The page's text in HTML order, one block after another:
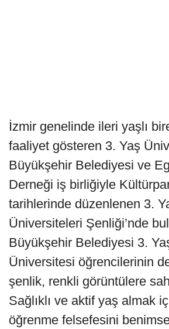
İzmir genelinde ileri yaşlı
faaliyet gösteren 3. Yaş
Büyükşehir Belediyesi ve
Derneği iş birliğiyle
tarihlerinde düzenlenen 3.
Üniversiteleri Şenliği’nde
Büyükşehir Belediyesi 3.
Üniversitesi öğrencilerinin de
şenlik, renkli görüntülere
Sağlıklı ve aktif yaş almak
öğrenme felsefesini